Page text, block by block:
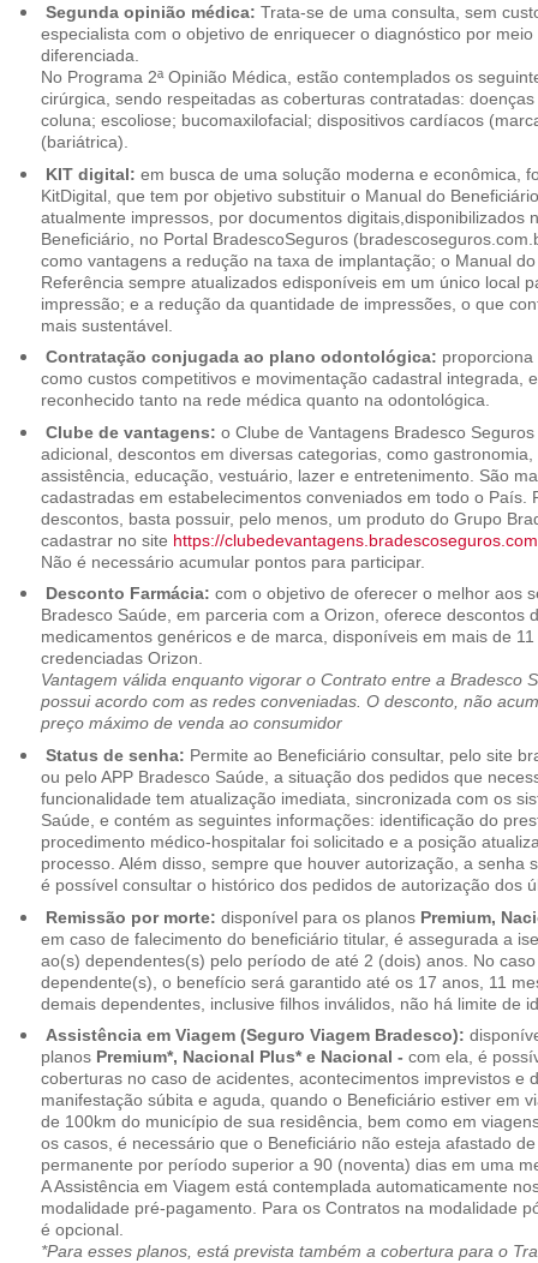
Segunda opinião médica: Trata-se de uma consulta, sem
especialista com o objetivo de enriquecer o diagnóstico por
diferenciada.
No Programa 2ª Opinião Médica, estão contemplados os
cirúrgica, sendo respeitadas as coberturas contratadas:
coluna; escoliose; bucomaxilofacial; dispositivos cardíacos
(bariátrica).
KIT digital: em busca de uma solução moderna e econômica,
KitDigital, que tem por objetivo substituir o Manual do
atualmente impressos, por documentos digitais,disponibilizados
Beneficiário, no Portal BradescoSeguros
como vantagens a redução na taxa de implantação; o Manual
Referência sempre atualizados edisponíveis em um único local
impressão; e a redução da quantidade de impressões, o que
mais sustentável.
Contratação conjugada ao plano odontológica:
como custos competitivos e movimentação cadastral integrada,
reconhecido tanto na rede médica quanto na odontológica.
Clube de vantagens: o Clube de Vantagens Bradesco
adicional, descontos em diversas categorias, como
assistência, educação, vestuário, lazer e entretenimento. São
cadastradas em estabelecimentos conveniados em todo o País.
descontos, basta possuir, pelo menos, um produto do Grupo
cadastrar no site https://
Não é necessário acumular pontos para participar.
Desconto Farmácia: com o objetivo de oferecer o melhor aos
Bradesco Saúde, em parceria com a Orizon, oferece descontos
medicamentos genéricos e de marca, disponíveis em mais de
credenciadas Orizon.
Vantagem válida enquanto vigorar o Contrato entre a Bradesco
possui acordo com as redes conveniadas. O desconto, não
preço máximo de venda ao consumidor
Status de senha: Permite ao Beneficiário consultar, pelo site
ou pelo APP Bradesco Saúde, a situação dos pedidos que
funcionalidade tem atualização imediata, sincronizada com os
Saúde, e contém as seguintes informações: identificação do
procedimento médico-hospitalar foi solicitado e a posição
processo. Além disso, sempre que houver autorização, a senha
é possível consultar o histórico dos pedidos de autorização dos
Remissão por morte: disponível para os planos Premium,
em caso de falecimento do beneficiário titular, é assegurada a
ao(s) dependentes(s) pelo período de até 2 (dois) anos. No
dependente(s), o benefício será garantido até os 17 anos, 11
demais dependentes, inclusive filhos inválidos, não há limite de
Assistência em Viagem (Seguro Viagem Bradesco):
planos Premium*, Nacional Plus* e Nacional - com ela, é
coberturas no caso de acidentes, acontecimentos imprevistos e
manifestação súbita e aguda, quando o Beneficiário estiver em
de 100km do município de sua residência, bem como em
os casos, é necessário que o Beneficiário não esteja afastado
permanente por período superior a 90 (noventa) dias em uma
A Assistência em Viagem está contemplada automaticamente
modalidade pré-pagamento. Para os Contratos na modalidade
é opcional.
*Para esses planos, está prevista também a cobertura para o